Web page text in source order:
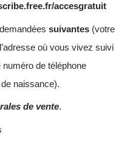
accesgratuit
demandées suivantes (votre
où vous vivez suivi
de téléphone
naissance).
de vente.